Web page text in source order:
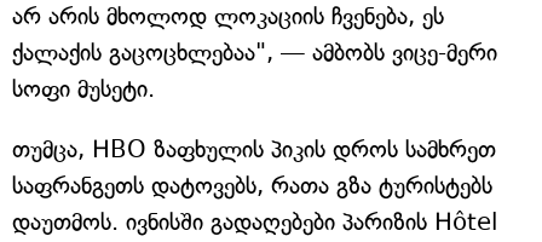
არ არის მხოლოდ ლოკაციის ჩვენება, ეს
ქალაქის გაცოცხლებაა", — ამბობს ვიცე-მერი
სოფი მუსეტი.
თუმცა, HBO ზაფხულის პიკის დროს სამხრეთ
საფრანგეთს დატოვებს, რათა გზა ტურისტებს
დაუთმოს. ივნისში გადაღებები პარიზის Hôtel